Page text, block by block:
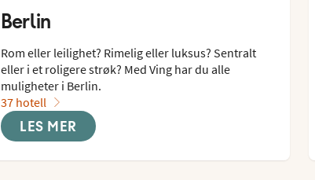
Berlin
Rom eller leilighet? Rimelig eller luksus? Sentralt
eller i et roligere strøk? Med Ving har du alle
muligheter i Berlin.
37 hotell
LES MER